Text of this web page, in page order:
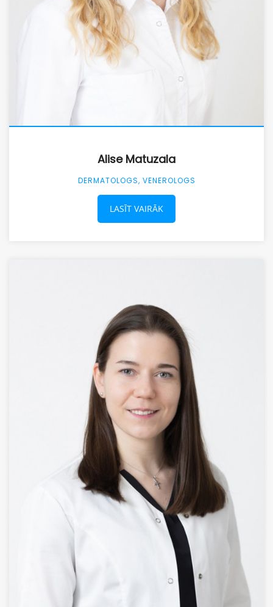
Alise Matuzala
DERMATOLOGS, VENEROLOGS
LASĪT VAIRĀK